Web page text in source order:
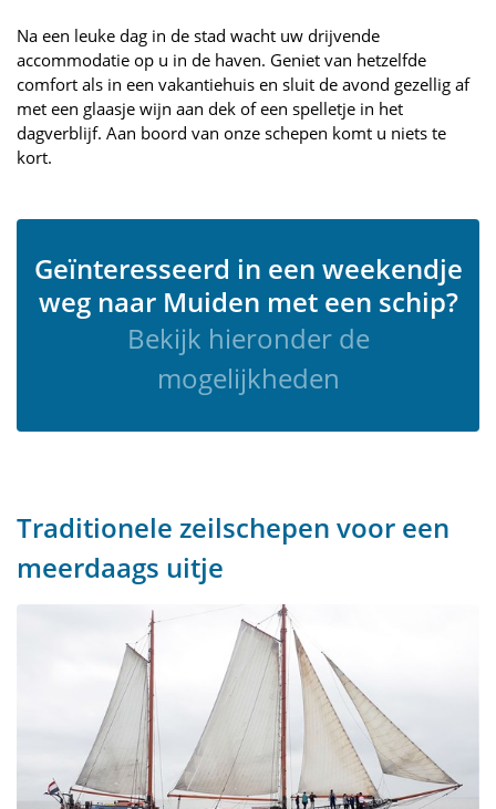
Na een leuke dag in de stad wacht uw drijvende
accommodatie op u in de haven. Geniet van hetzelfde
comfort als in een vakantiehuis en sluit de avond gezellig af
met een glaasje wijn aan dek of een spelletje in het
dagverblijf. Aan boord van onze schepen komt u niets te
kort.
Geïnteresseerd in een weekendje
weg naar Muiden met een schip?
Bekijk hieronder de
mogelijkheden
Traditionele zeilschepen voor een
meerdaags uitje